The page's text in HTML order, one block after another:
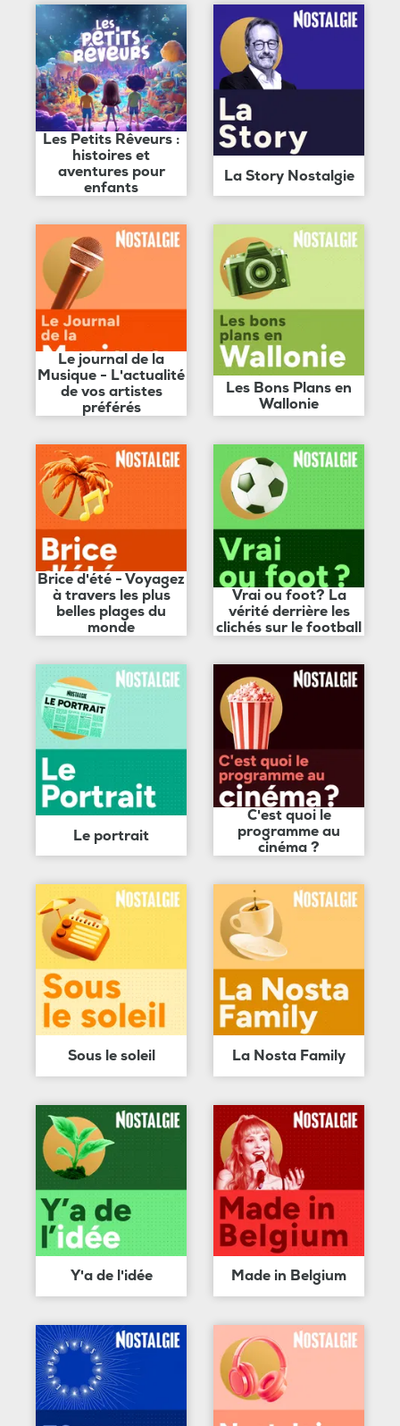
Les Petits Rêveurs :
histoires et
aventures pour
enfants
La Story Nostalgie
Le journal de la
Musique - L'actualité
de vos artistes
préférés
Les Bons Plans en
Wallonie
Brice d'été - Voyagez
à travers les plus
belles plages du
monde
Vrai ou foot? La
vérité derrière les
clichés sur le football
Le portrait
C'est quoi le
programme au
cinéma ?
Sous le soleil La Nosta Family
Y'a de l'idée Made in Belgium